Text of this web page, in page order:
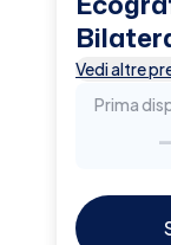
Vedi altre
Prima
-